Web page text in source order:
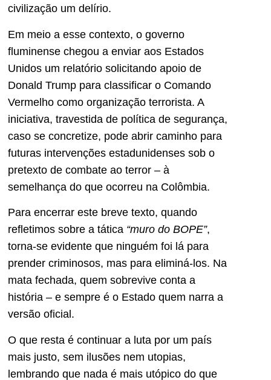
civilização um delírio.
Em meio a esse contexto, o governo
fluminense chegou a enviar aos Estados
Unidos um relatório solicitando apoio de
Donald Trump para classificar o Comando
Vermelho como organização terrorista. A
iniciativa, travestida de política de segurança,
caso se concretize, pode abrir caminho para
futuras intervenções estadunidenses sob o
pretexto de combate ao terror – à
semelhança do que ocorreu na Colômbia.
Para encerrar este breve texto, quando
refletimos sobre a tática “muro do BOPE”,
torna-se evidente que ninguém foi lá para
prender criminosos, mas para eliminá-los. Na
mata fechada, quem sobrevive conta a
história – e sempre é o Estado quem narra a
versão oficial.
O que resta é continuar a luta por um país
mais justo, sem ilusões nem utopias,
lembrando que nada é mais utópico do que